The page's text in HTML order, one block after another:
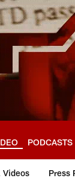
PODCASTS
Videos Press